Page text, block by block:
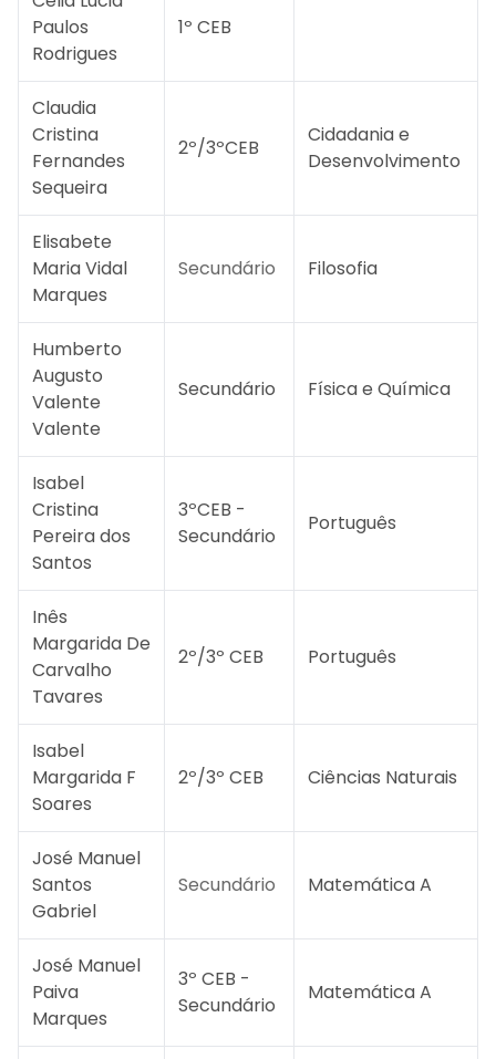
Paulos
Rodrigues
1º CEB
Claudia
Cristina
Fernandes
Sequeira
2º/3ºCEB
Cidadania e
Desenvolvimento
Elisabete
Maria Vidal
Marques
Secundário Filosofia
Humberto
Augusto
Valente
Valente
Secundário Física e Química
Isabel
Cristina
Pereira dos
Santos
3ºCEB -
Secundário
Português
Inês
Margarida De
Carvalho
Tavares
2º/3º CEB Português
Isabel
Margarida F
Soares
2º/3º CEB Ciências Naturais
José Manuel
Santos
Gabriel
Secundário Matemática A
José Manuel
Paiva
Marques
3º CEB -
Secundário
Matemática A